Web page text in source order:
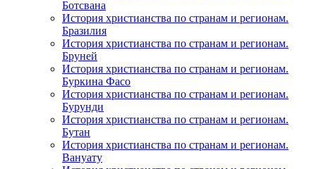
Ботсвана
История христианства по странам и регионам.
Бразилия
История христианства по странам и регионам.
Бруней
История христианства по странам и регионам.
Буркина Фасо
История христианства по странам и регионам.
Бурунди
История христианства по странам и регионам.
Бутан
История христианства по странам и регионам.
Вануату